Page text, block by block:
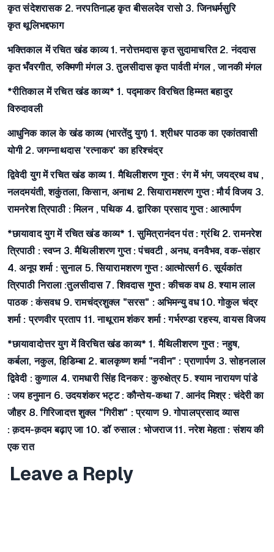
कृतसंदेशरासक2. नरपतिनाल्ह कृतबीसलदेव रासो3. जिनधर्मसुरि
कृतथूलिभद्दफाग
भक्तिकाल में रचित खंड काव्य1. नरोत्तमदास कृतसुदामाचरित2. नंददास
कृतभँवरगीत, रुक्मिणी मंगल3. तुलसीदास कृतपार्वती मंगल , जानकी मंगल
*रीतिकाल में रचित खंड काव्य* 1. पद्माकर विरचितहिम्मत बहादुर
विरुदावली
आधुनिक काल के खंड काव्य (भारतेंदु युग) 1. श्रीधर पाठक काएकांतवासी
योगी2. जगन्नाथदास 'रत्नाकर' काहरिश्चंद्र
द्विवेदी युग में रचित खंड काव्य1. मैथिलीशरण गुप्त :रंग में भंग, जयद्रथ वध ,
नलदमयंती, शकुंतला, किसान, अनाथ2. सियारामशरण गुप्त :मौर्य विजय3.
रामनरेश त्रिपाठी :मिलन , पथिक4. द्वारिका प्रसाद गुप्त :आत्मार्पण
*छायावाद युग में रचित खंड काव्य* 1. सुमित्रानंदन पंत :ग्रंथि2. रामनरेश
त्रिपाठी :स्वप्न3. मैथिलीशरण गुप्त :पंचवटी , अनध, वनवैभव, वक-संहार
4. अनूप शर्मा :सुनाल5. सियारामशरण गुप्त :आत्मोत्सर्ग6. सूर्यकांत
त्रिपाठी निराला :तुलसीदास7. शिवदास गुप्त :कीचक वध8. श्याम लाल
पाठक :कंसवध9. रामचंद्रशुक्ल "सरस" :अभिमन्यु वध10. गोकुल चंद्र
शर्मा : प्रणवीर प्रताप11. नाथूराम शंकर शर्मा :गर्भरण्डा रहस्य, वायस विजय
*छायावादोत्तर युग में विरचित खंड काव्य* 1. मैथिलीशरण गुप्त :नहुष,
कर्बला, नकुल, हिडिम्बा2. बालकृष्ण शर्मा "नवीन" :प्राणार्पण3. सोहनलाल
द्विवेदी :कुणाल4. रामधारी सिंह दिनकर : कुरुक्षेत्र5. श्याम नारायण पांडे
:जय हनुमान6. उदयशंकर भट्ट :कौन्तेय-कथा7. आनंद मिश्र :चंदेरी का
जौहर8. गिरिजादत्त शुक्ल "गिरीश" :प्रयाण9. गोपालप्रसाद व्यास
:क़दम-क़दम बढ़ाए जा10. डॉ रुसाल : भोजराज11. नरेश मेहता :संशय की
एक रात
Leave a Reply